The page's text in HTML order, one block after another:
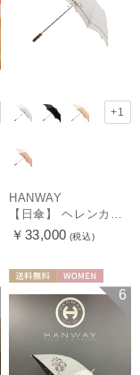
+1
HANWAY
【日傘】 ヘレンカミンスキー（HELEN KAMINSKI） X ハンウェイ (HANWAY) コラボ プロヴァンスタイプ 麻無地 ラフィアコード 折りたたみ傘 曲がり手元 純パラソル
￥33,000 (税込)
6